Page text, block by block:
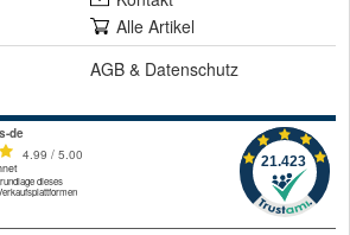
Alle Artikel
AGB & Datenschutz